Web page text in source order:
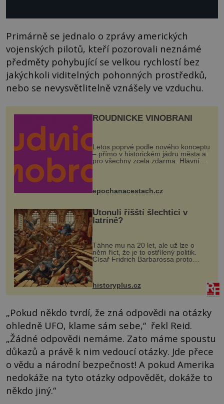
Primárně se jednalo o zprávy amerických
vojenských pilotů, kteří pozorovali neznámé
předměty pohybující se velkou rychlostí bez
jakýchkoli viditelných pohonných prostředků,
nebo se nevysvětlitelně vznášely ve vzduchu.
ROUDNICKÉ VINOBRANÍ
Letos poprvé podle nového konceptu
– přímo v historickém jádru města a
pro všechny zcela zdarma. Hlavní
program se odehraje na Karlově a
mohou těšit na víno, burčák, pes...
epochanacestach.cz
Utonuli říšští šlechtici v
latríně?
Táhne mu na 20 let, ale už lze o
něm říct, že je to ostřílený politik.
Císař Fridrich Barbarossa proto
posílá svého syna a dědice Jindřicha
VI. do Erfurtu, aby se stal
prostředníkem při řešení sporu m...
historyplus.cz
„Pokud někdo tvrdí, že zná odpovědi na otázky
ohledně UFO, klame sám sebe,“ řekl Reid.
„Žádné odpovědi nemáme. Zato máme spoustu
důkazů a právě k nim vedoucí otázky. Jde přece
o vědu a národní bezpečnost! A pokud Amerika
nedokáže na tyto otázky odpovědět, dokáže to
někdo jiný.“